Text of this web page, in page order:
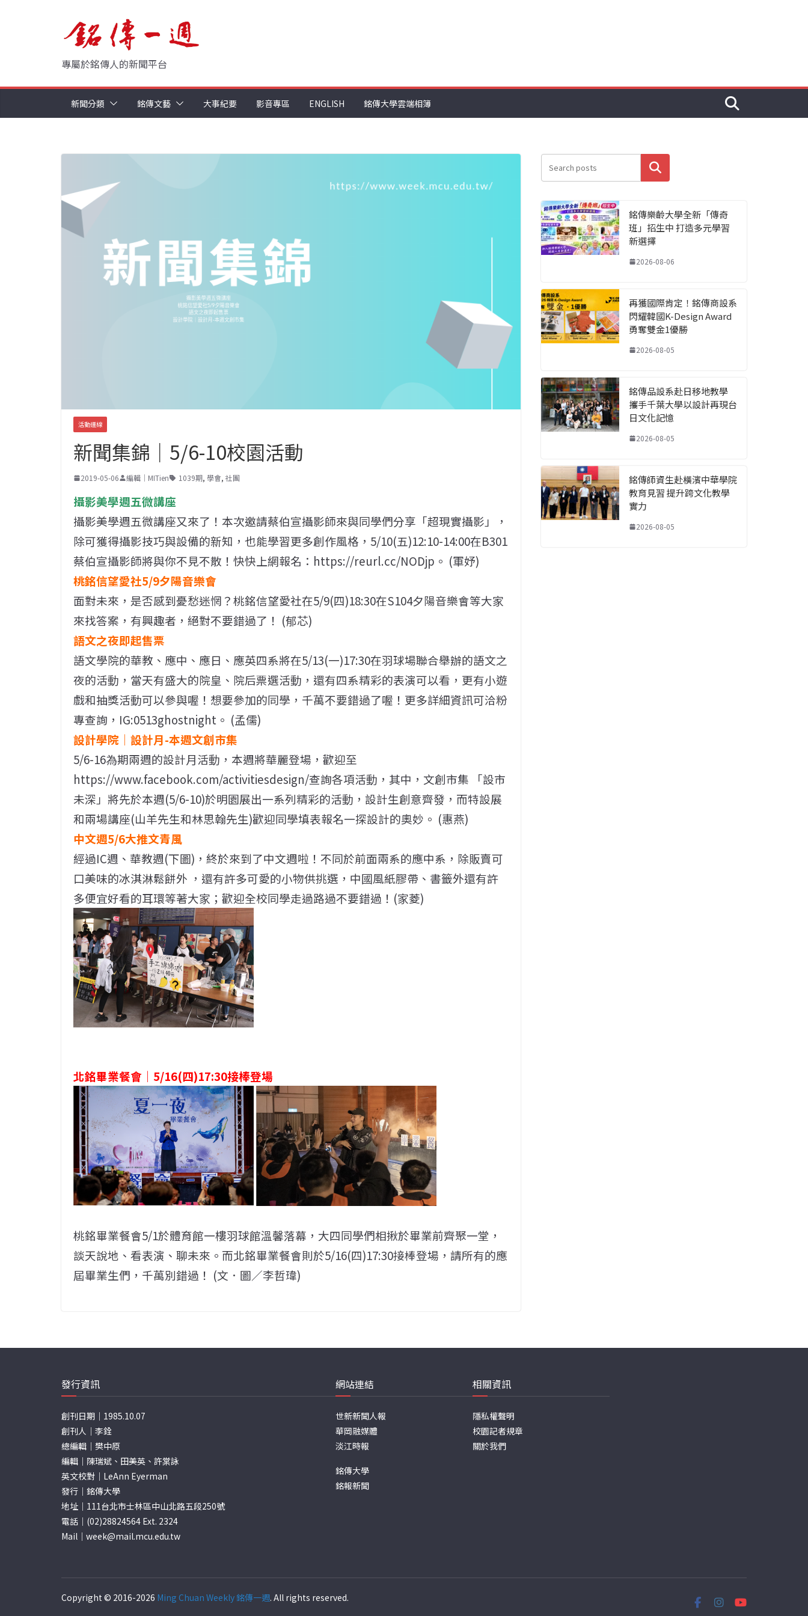
專屬於銘傳人的新聞平台
新聞分類 銘傳文藝 大事紀要 影音專區 ENGLISH 銘傳大學雲端相簿
活動連線
新聞集錦｜5/6-10校園活動
2019-05-06 編輯｜MITien 1039期, 學會, 社團
攝影美學週五微講座
攝影美學週五微講座又來了！本次邀請蔡伯宣攝影師來與同學們分享「超現實攝影」，
除可獲得攝影技巧與設備的新知，也能學習更多創作風格，5/10(五)12:10-14:00在B301
蔡伯宣攝影師將與你不見不散！快快上網報名：https://reurl.cc/NODjp。 (軍妤)
桃銘信望愛社5/9夕陽音樂會
面對未來，是否感到憂愁迷惘？桃銘信望愛社在5/9(四)18:30在S104夕陽音樂會等大家
來找答案，有興趣者，絕對不要錯過了！ (郁芯)
語文之夜即起售票
語文學院的華教、應中、應日、應英四系將在5/13(一)17:30在羽球場聯合舉辦的語文之
夜的活動，當天有盛大的院皇、院后票選活動，還有四系精彩的表演可以看，更有小遊
戲和抽獎活動可以參與喔！想要參加的同學，千萬不要錯過了喔！更多詳細資訊可洽粉
專查詢，IG:0513ghostnight。 (孟儒)
設計學院｜設計月-本週文創市集
5/6-16為期兩週的設計月活動，本週將華麗登場，歡迎至
https://www.facebook.com/activitiesdesign/查詢各項活動，其中，文創市集 「設市
未深」將先於本週(5/6-10)於明園展出一系列精彩的活動，設計生創意齊發，而特設展
和兩場講座(山羊先生和林思翰先生)歡迎同學填表報名一探設計的奧妙。 (惠燕)
中文週5/6大推文青風
經過IC週、華教週(下圖)，終於來到了中文週啦！不同於前面兩系的應中系，除販賣可
口美味的冰淇淋鬆餅外 ，還有許多可愛的小物供挑選，中國風紙膠帶、書籤外還有許
多便宜好看的耳環等著大家；歡迎全校同學走過路過不要錯過！(家菱)
北銘畢業餐會｜5/16(四)17:30接棒登場
桃銘畢業餐會5/1於體育館一樓羽球館溫馨落幕，大四同學們相揪於畢業前齊聚一堂，
談天說地、看表演、聊未來。而北銘畢業餐會則於5/16(四)17:30接棒登場，請所有的應
屆畢業生們，千萬別錯過！ (文．圖／李哲瑋)
搜尋
銘傳樂齡大學全新「傳奇
班」招生中 打造多元學習
新選擇
2026-08-06
再獲國際肯定！銘傳商設系
閃耀韓國K-Design Award
勇奪雙金1優勝
2026-08-05
銘傳品設系赴日移地教學
攜手千葉大學以設計再現台
日文化記憶
2026-08-05
銘傳師資生赴橫濱中華學院
教育見習 提升跨文化教學
實力
2026-08-05
發行資訊
創刊日期｜1985.10.07
創刊人｜李銓
總編輯｜樊中原
編輯｜陳瑞斌、田美英、許棠詠
英文校對｜LeAnn Eyerman
發行｜銘傳大學
地址｜111台北市士林區中山北路五段250號
電話｜(02)28824564 Ext. 2324
Mail｜ week@mail.mcu.edu.tw
網站連結
世新新聞人報
華岡融媒體
淡江時報
銘傳大學
銘報新聞
相關資訊
隱私權聲明
校園記者規章
關於我們
Copyright © 2016-2026 Ming Chuan Weekly 銘傳一週. All rights reserved.